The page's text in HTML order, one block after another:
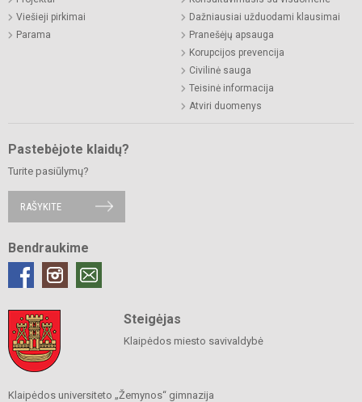
Viešieji pirkimai
Parama
Dažniausiai užduodami klausimai
Pranešėjų apsauga
Korupcijos prevencija
Civilinė sauga
Teisinė informacija
Atviri duomenys
Pastebėjote klaidų?
Turite pasiūlymų?
RAŠYKITE
Bendraukime
Steigėjas
Klaipėdos miesto savivaldybė
Klaipėdos universiteto „Žemynos“ gimnazija